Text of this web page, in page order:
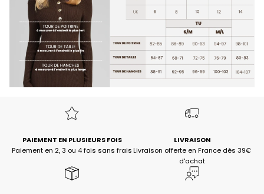
PAIEMENT EN PLUSIEURS FOIS
Paiement en 2, 3 ou 4 fois sans frais
LIVRAISON
Livraison offerte en France dès 39€
d'achat